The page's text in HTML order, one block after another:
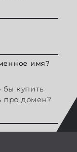
имя?
бы купить
про домен?